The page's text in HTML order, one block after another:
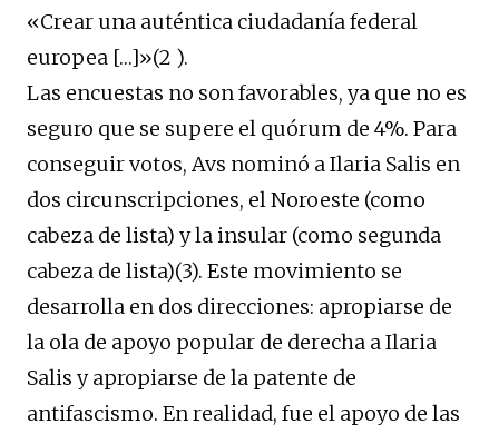
«Crear una auténtica ciudadanía federal
europea […]»(2 ).
Las encuestas no son favorables, ya que no es
seguro que se supere el quórum de 4%. Para
conseguir votos, Avs nominó a Ilaria Salis en
dos circunscripciones, el Noroeste (como
cabeza de lista) y la insular (como segunda
cabeza de lista)(3). Este movimiento se
desarrolla en dos direcciones: apropiarse de
la ola de apoyo popular de derecha a Ilaria
Salis y apropiarse de la patente de
antifascismo. En realidad, fue el apoyo de las